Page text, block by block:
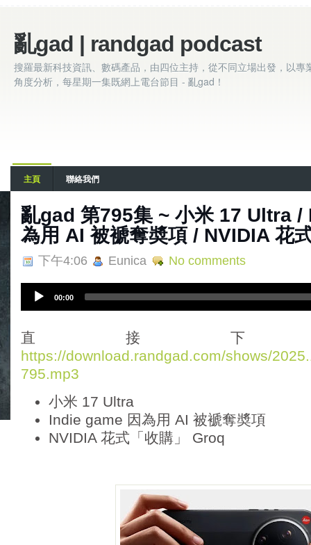
亂gad | randgad podcast
搜羅最新科技資訊、數碼產品，由四位主持，從不同立場出發，以專
角度分析，每星期一集既網上電台節目 - 亂gad！
主頁 聯絡我們
亂‌‌‌gad‌‌‌ ‌‌‌‌‌第‌‌‌795集 ~ 小米 17 Ultra
為用 AI 被褫奪奬項 / NVIDIA 花
下午4:06 Eunica No comments
i
o
P
l
00:00
直接
https://download.randgad.com/shows/
795.mp3
小米 17 Ultra
Indie game 因為用 AI 被褫奪奬項
NVIDIA 花式「收購」 Groq